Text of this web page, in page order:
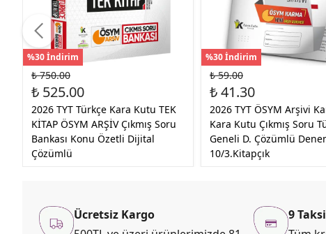
%30 İndirim
₺ 750.00
₺ 525.00
2026 TYT Türkçe Kara Kutu TEK
KİTAP ÖSYM ARŞİV Çıkmış Soru
Bankası Konu Özetli Dijital
Çözümlü
%30 İndirim
₺ 59.00
₺ 41.30
2026 TYT ÖSYM Arşivi
Kara Kutu Çıkmış Soru
Geneli D. Çözümlü
10/3.Kitapçık
Ücretsiz Kargo
9